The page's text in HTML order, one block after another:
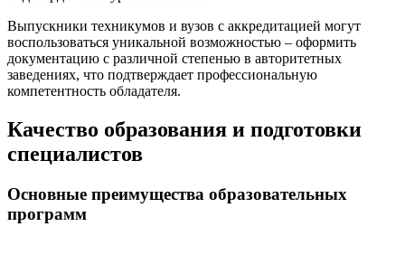
Выпускники техникумов и вузов с аккредитацией могут
воспользоваться уникальной возможностью – оформить
документацию с различной степенью в авторитетных
заведениях, что подтверждает профессиональную
компетентность обладателя.
Качество образования и подготовки
специалистов
Основные преимущества образовательных
программ